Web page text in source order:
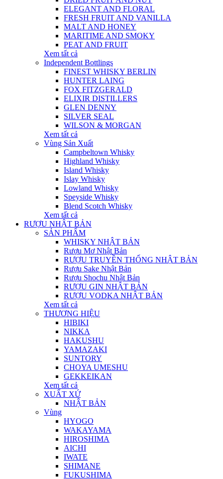
ELEGANT AND FLORAL
FRESH FRUIT AND VANILLA
MALT AND HONEY
MARITIME AND SMOKY
PEAT AND FRUIT
Xem tất cả
Independent Bottlings
FINEST WHISKY BERLIN
HUNTER LAING
FOX FITZGERALD
ELIXIR DISTILLERS
GLEN DENNY
SILVER SEAL
WILSON & MORGAN
Xem tất cả
Vùng Sản Xuất
Campbeltown Whisky
Highland Whisky
Island Whisky
Islay Whisky
Lowland Whisky
Speyside Whisky
Blend Scotch Whisky
Xem tất cả
RƯỢU NHẬT BẢN
SẢN PHẨM
WHISKY NHẬT BẢN
Rượu Mơ Nhật Bản
RƯỢU TRUYỀN THỐNG NHẬT BẢN
Rượu Sake Nhật Bản
Rượu Shochu Nhật Bản
RƯỢU GIN NHẬT BẢN
RƯỢU VODKA NHẬT BẢN
Xem tất cả
THƯƠNG HIỆU
HIBIKI
NIKKA
HAKUSHU
YAMAZAKI
SUNTORY
CHOYA UMESHU
GEKKEIKAN
Xem tất cả
XUẤT XỨ
NHẬT BẢN
Vùng
HYOGO
WAKAYAMA
HIROSHIMA
AICHI
IWATE
SHIMANE
FUKUSHIMA